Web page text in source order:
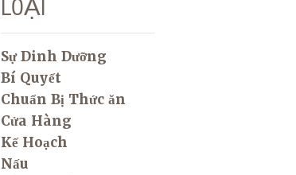
LOẠI
Sự Dinh Dưỡng
Bí Quyết
Chuẩn Bị Thức ăn
Cửa Hàng
Kế Hoạch
Nấu